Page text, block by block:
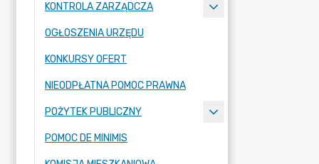
KONTROLA ZARZĄDCZA
OGŁOSZENIA URZĘDU
KONKURSY OFERT
NIEODPŁATNA POMOC PRAWNA
POŻYTEK PUBLICZNY
POMOC DE MINIMIS